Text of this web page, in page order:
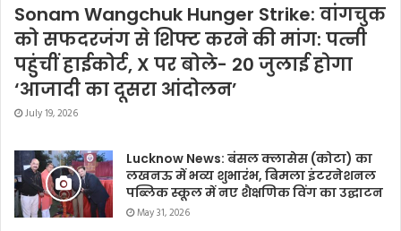
Sonam Wangchuk Hunger Strike: वांगचुक
को सफदरजंग से शिफ्ट करने की मांग: पत्नी
पहुंचीं हाईकोर्ट, X पर बोले- 20 जुलाई होगा
‘आजादी का दूसरा आंदोलन’
July 19, 2026
Lucknow News: बंसल क्लासेस (कोटा) का
लखनऊ में भव्य शुभारंभ, बिमला इंटरनेशनल
पब्लिक स्कूल में नए शैक्षणिक विंग का उद्घाटन
May 31, 2026